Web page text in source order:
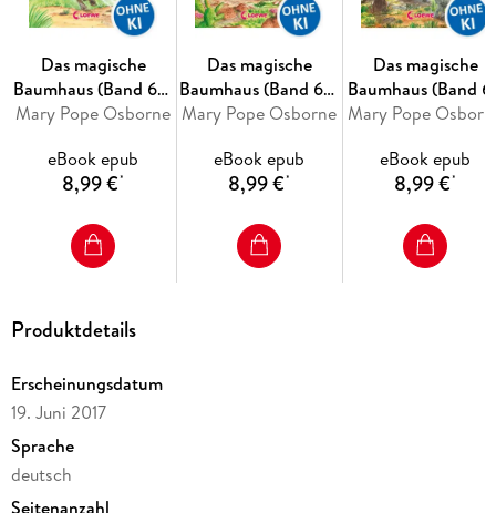
Das magische
Baumhaus (Band 63)
- Die letzten
Mary Pope Osborne
eBook epub
8,99 €*
Das magische
Baumhaus (Band 62)
- Notfall auf der
Mary Pope Osborne
eBook epub
8,99 €*
Das magische
Baumhaus (Band
- Das Geheimnis
Mary Pope
eBook epub
8,99 €*
Produktdetails
Erscheinungsdatum
19. Juni 2017
Sprache
deutsch
Seitenanzahl